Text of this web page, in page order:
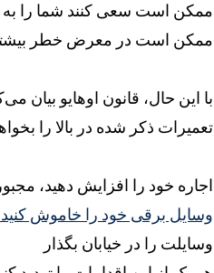
ممکن است سعی کنند شما را به
ممکن است در معرض خطر
با این حال، قانون اوهایو بیان
تعمیرات ذکر شده در بالا را
اجاره خود را افزایش دهید،
وسایل برقی خود را خاموش
وسایلت را در خیابان بگذار